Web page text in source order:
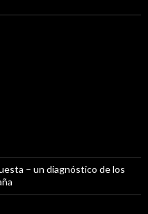
– un diagnóstico de los